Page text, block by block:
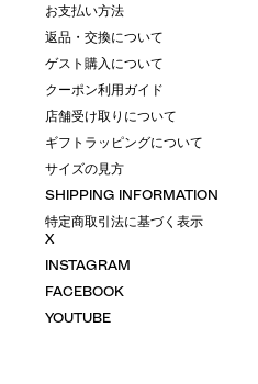
お支払い方法
返品・交換について
ゲスト購入について
クーポン利用ガイド
店舗受け取りについて
ギフトラッピングについて
サイズの見方
SHIPPING INFORMATION
特定商取引法に基づく表示
X
INSTAGRAM
FACEBOOK
YOUTUBE